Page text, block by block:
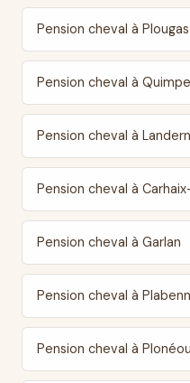
Pension cheval à
Pension cheval à
Pension cheval à
Pension cheval à
Pension cheval à Garlan
Pension cheval à
Pension cheval à